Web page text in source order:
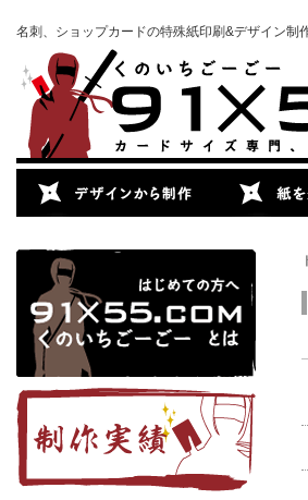
名刺、ショップカードの特殊紙印刷&デザイン制